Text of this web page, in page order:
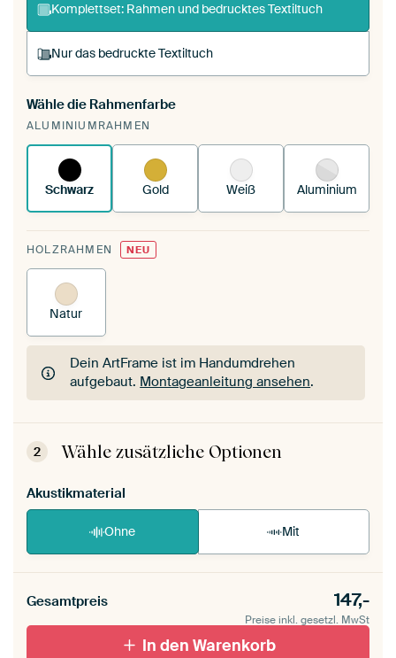
Komplettset: Rahmen und bedrucktes Textiltuch
Nur das bedruckte Textiltuch
Du spannst einen wechselbaren Textiltuch in
deinen vorhandenen ArtFrame™.
funktioniert es.
Wähle die Rahmenfarbe
ALUMINIUMRAHMEN
Schwarz Gold Weiß Aluminium
HOLZRAHMEN NEU
Natur
Dein ArtFrame ist im Handumdrehen
aufgebaut. Montageanleitung ansehen.
Dein ArtFrame ist im Handumdrehen
aufgebaut.Montageanleitung ansehen
2 Wähle zusätzliche Optionen
Akustikmaterial
Ohne Mit
Gesamtpreis 147,-
Preise inkl. gesetzl. MwSt
In den Warenkorb